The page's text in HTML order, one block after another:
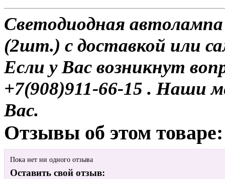
Светодиодная
(2шт.) с доставкой или
Если у Вас возникнут
+7(908)911-66-15 . Наши
Вас.
Отзывы об этом товаре:
Пока нет ни одного отзыва
Оставить свой отзыв: